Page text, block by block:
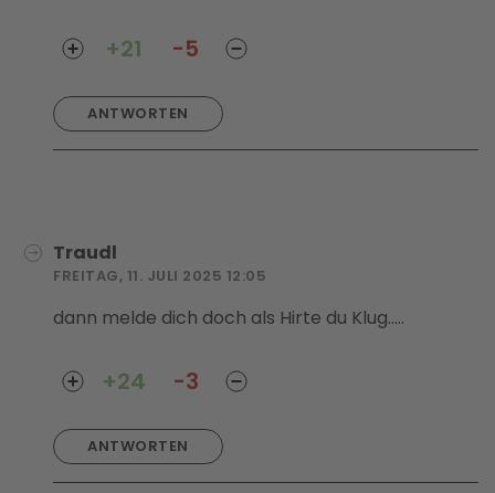
ANTWORTEN
+21 -5
Traudl
FREITAG, 11. JULI 2025 12:05
dann melde dich doch als Hirte du Klug.....
ANTWORTEN
+24 -3